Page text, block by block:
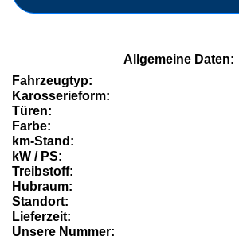
Allgemeine Daten:
Fahrzeugtyp:
Karosserieform:
Türen:
Farbe:
km-Stand:
kW / PS:
Treibstoff:
Hubraum:
Standort:
Lieferzeit:
Unsere Nummer: